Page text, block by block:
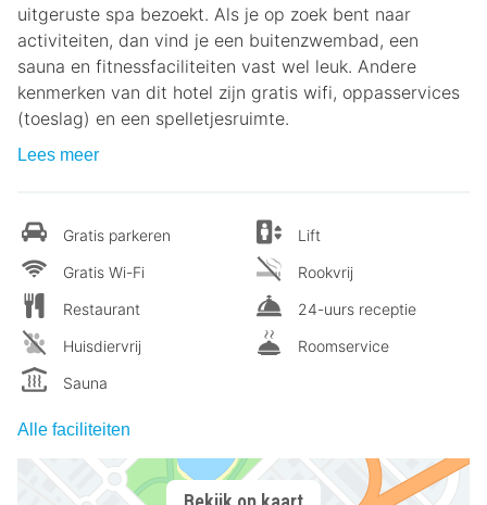
uitgeruste spa bezoekt. Als je op zoek bent naar
activiteiten, dan vind je een buitenzwembad, een
sauna en fitnessfaciliteiten vast wel leuk. Andere
kenmerken van dit hotel zijn gratis wifi, oppasservices
(toeslag) en een spelletjesruimte.
Lees meer
Gratis parkeren
Gratis Wi-Fi
Restaurant
Huisdiervrij
Sauna
Lift
Rookvrij
24-uurs receptie
Roomservice
Alle faciliteiten